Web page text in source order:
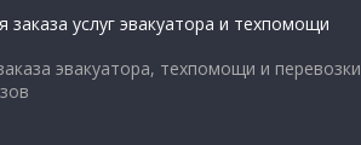
эвакуатора, техпомощи и перевозки